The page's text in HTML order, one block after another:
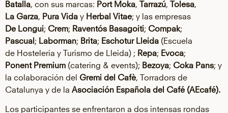
Batalla , con sus marcas: Port Moka Tarrazú Tolesa
La Garza Pura Vida y Herbal Vitae; y las empresas
De Longui ; Crem; Raventós Basagoiti ; Compak;
Pascual ; Laborman; Brita; Eschotur Lleida (Escuela
de Hosteleria y Turismo de Lleida) ; Repa; Evoca;
Ponent Premium (catering & events); Bezoya; Coka Pans; y
la colaboración del Gremi del Cafè , Torradors de
Catalunya y de la Asociación Española del Café (AEcafé).
Los participantes se enfrentaron a dos intensas rondas